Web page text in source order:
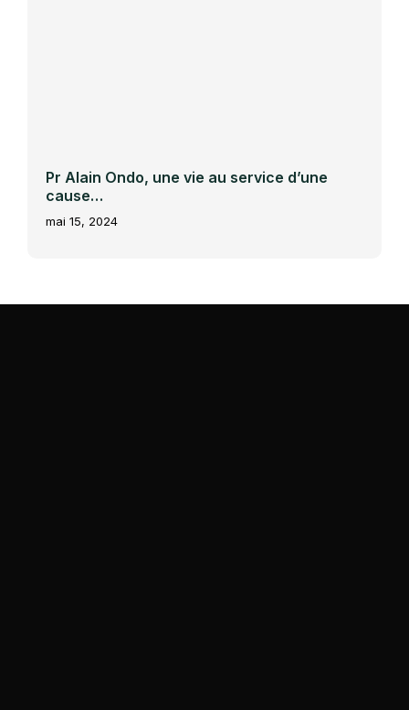
Pr Alain Ondo, une vie au service d’une
cause…
mai 15, 2024